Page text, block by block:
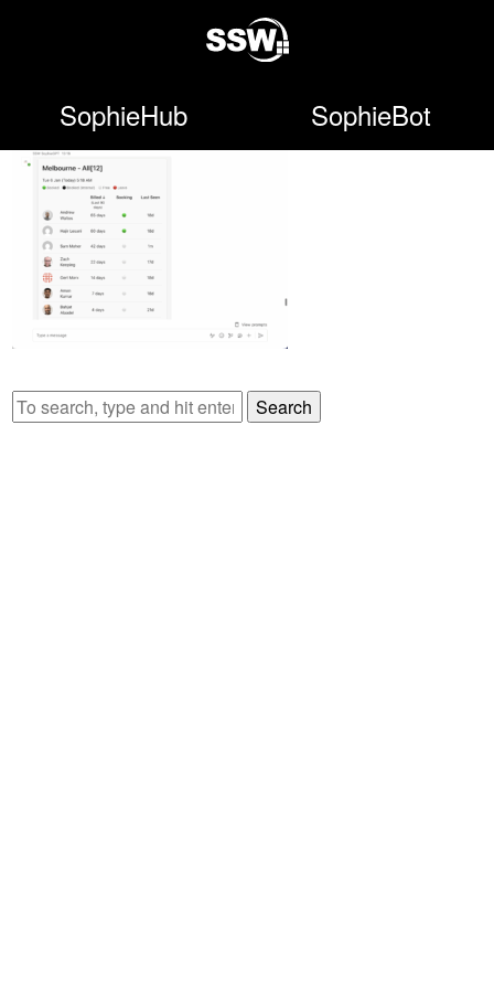
SophieHub SophieBot
Search